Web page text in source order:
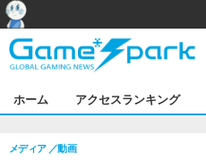
ホーム アクセスランキング
メディア 動画